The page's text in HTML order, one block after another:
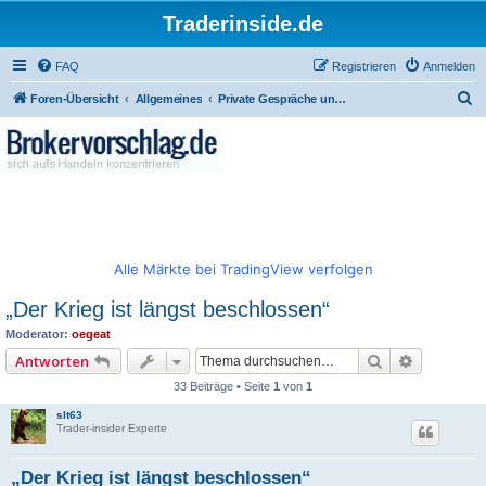
Traderinside.de
FAQ Anmelden
Registrieren
Foren-Übersicht Allgemeines Private Gespräche und allgemeiner Börsentalk
Alle Märkte bei TradingView verfolgen
„Der Krieg ist längst beschlossen“
Moderator: oegeat
Antworten Suche
33 Beiträge • Seite 1 von 1
slt63
Trader-insider Experte
„Der Krieg ist längst beschlossen“